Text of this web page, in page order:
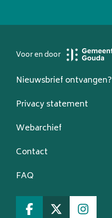
Voor en door
Nieuwsbrief ontvangen?
Privacy statement
Webarchief
Contact
FAQ